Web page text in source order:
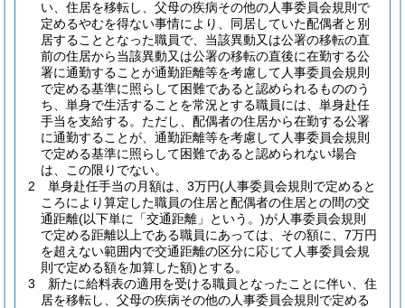
い、住居を移転し、父母の疾病その他の人事委員会規則で
定めるやむを得ない事情により、同居していた配偶者と別
居することとなった職員で、当該異動又は公署の移転の直
前の住居から当該異動又は公署の移転の直後に在勤する公
署に通勤することが通勤距離等を考慮して人事委員会規則
で定める基準に照らして困難であると認められるもののう
ち、単身で生活することを常況とする職員には、単身赴任
手当を支給する。 ただし、配偶者の住居から在勤する公署
に通勤することが、通勤距離等を考慮して人事委員会規則
で定める基準に照らして困難であると認められない場合
は、この限りでない。
2
単身赴任手当の月額は、3万円(人事委員会規則で定めると
ころにより算定した職員の住居と配偶者の住居との間の交
通距離(以下単に「交通距離」という。)が人事委員会規則
で定める距離以上である職員にあっては、その額に、7万円
を超えない範囲内で交通距離の区分に応じて人事委員会規
則で定める額を加算した額)とする。
3
新たに給料表の適用を受ける職員となったことに伴い、住
居を移転し、父母の疾病その他の人事委員会規則で定める